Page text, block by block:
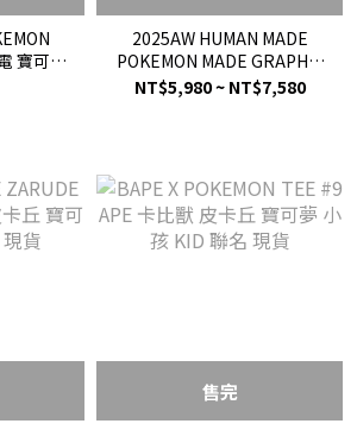
寶可夢
貨
2025AW HUMAN MADE
POKEMON MADE GRAPHIC
T-SHIRT 寶可夢 聯名 精靈
NT$5,980 ~ NT$7,580
售完